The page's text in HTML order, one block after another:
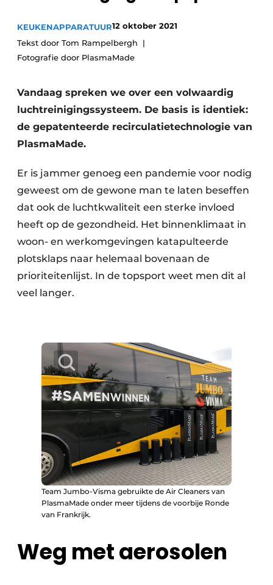
Privacy / Cookie statement
Vacature aanmelden
Video’s
KEUKENAPPARATUUR12 oktober 2021
Tekst door Tom Rampelbergh
Fotografie door PlasmaMade
Vandaag spreken we over een volwaardig
luchtreinigingssysteem. De basis is identiek:
de gepatenteerde recirculatietechnologie van
PlasmaMade.
Er is jammer genoeg een pandemie voor nodig
geweest om de gewone man te laten beseffen
dat ook de luchtkwaliteit een sterke invloed
heeft op de gezondheid. Het binnenklimaat in
woon- en werkomgevingen katapulteerde
plotsklaps naar helemaal bovenaan de
prioriteitenlijst. In de topsport weet men dit al
veel langer.
Team Jumbo-Visma gebruikte de Air Cleaners van
PlasmaMade onder meer tijdens de voorbije Ronde
van Frankrijk.
Weg met aerosolen